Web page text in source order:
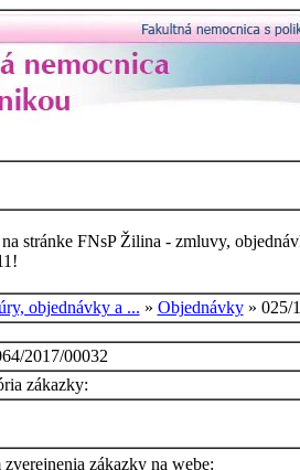
stránke FNsP Žilina - zmluvy,
objednávky a ... » Objednávky» 025/
2017/00032
zákazky:
zverejnenia zákazky na webe: